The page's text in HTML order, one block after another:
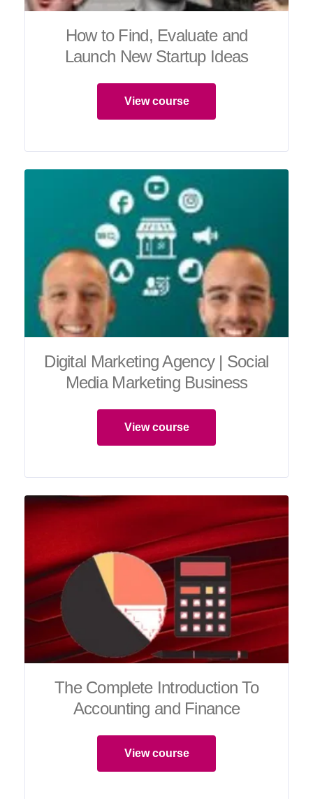
How to Find, Evaluate and
Launch New Startup Ideas
View course
Digital Marketing Agency | Social
Media Marketing Business
View course
The Complete Introduction To
Accounting and Finance
View course